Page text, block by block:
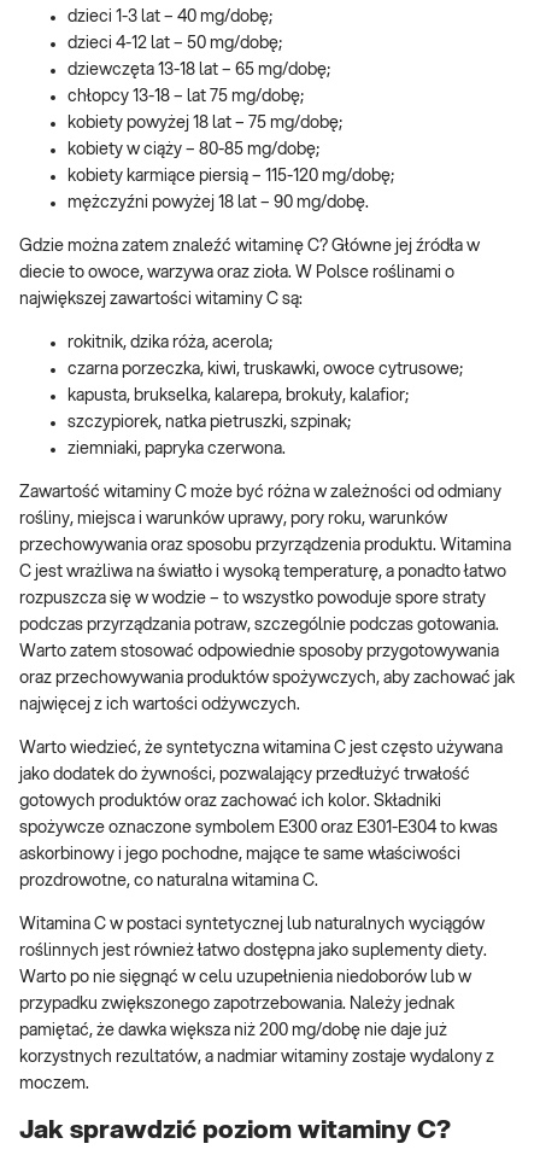
dzieci 1-3 lat – 40 mg/dobę;
dzieci 4-12 lat – 50 mg/dobę;
dziewczęta 13-18 lat – 65 mg/dobę;
chłopcy 13-18 – lat 75 mg/dobę;
kobiety powyżej 18 lat – 75 mg/dobę;
kobiety w ciąży – 80-85 mg/dobę;
kobiety karmiące piersią – 115-120 mg/dobę;
mężczyźni powyżej 18 lat – 90 mg/dobę.
Gdzie można zatem znaleźć witaminę C? Główne jej źródła w
diecie to owoce, warzywa oraz zioła. W Polsce roślinami o
największej zawartości witaminy C są:
rokitnik, dzika róża, acerola;
czarna porzeczka, kiwi, truskawki, owoce cytrusowe;
kapusta, brukselka, kalarepa, brokuły, kalafior;
szczypiorek, natka pietruszki, szpinak;
ziemniaki, papryka czerwona.
Zawartość witaminy C może być różna w zależności od odmiany
rośliny, miejsca i warunków uprawy, pory roku, warunków
przechowywania oraz sposobu przyrządzenia produktu. Witamina
C jest wrażliwa na światło i wysoką temperaturę, a ponadto łatwo
rozpuszcza się w wodzie – to wszystko powoduje spore straty
podczas przyrządzania potraw, szczególnie podczas gotowania.
Warto zatem stosować odpowiednie sposoby przygotowywania
oraz przechowywania produktów spożywczych, aby zachować jak
najwięcej z ich wartości odżywczych.
Warto wiedzieć, że syntetyczna witamina C jest często używana
jako dodatek do żywności, pozwalający przedłużyć trwałość
gotowych produktów oraz zachować ich kolor. Składniki
spożywcze oznaczone symbolem E300 oraz E301-E304 to kwas
askorbinowy i jego pochodne, mające te same właściwości
prozdrowotne, co naturalna witamina C.
Witamina C w postaci syntetycznej lub naturalnych wyciągów
roślinnych jest również łatwo dostępna jako suplementy diety.
Warto po nie sięgnąć w celu uzupełnienia niedoborów lub w
przypadku zwiększonego zapotrzebowania. Należy jednak
pamiętać, że dawka większa niż 200 mg/dobę nie daje już
korzystnych rezultatów, a nadmiar witaminy zostaje wydalony z
moczem.
Jak sprawdzić poziom witaminy C?